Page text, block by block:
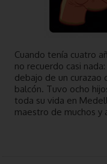
Cuando tenía cuatro
no recuerdo casi
debajo de un curazao
balcón. Tuvo ocho
toda su vida en
maestro de muchos y